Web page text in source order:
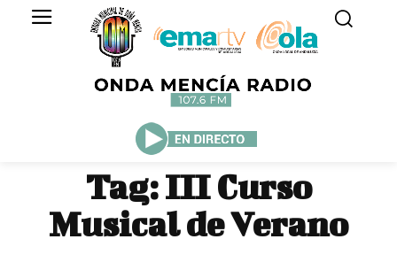
Tag:III Curso
Musical de Verano